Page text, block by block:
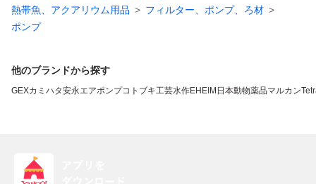
熱帯魚、アクアリウム用品
フィルター、ポンプ、ろ材
ポンプ
他のブランドから探す
GEXカミハタ安永エアポンプコトブキ工芸水作EHEIM 日本動物薬品マルカン